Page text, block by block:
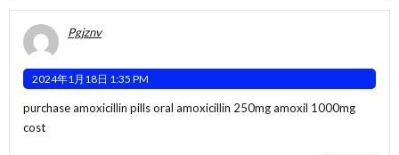
Pgjznv
2024年1月18日 1:35 PM
purchase amoxicillin pillsoral amoxicillin 250mgamoxil 1000mg
cost